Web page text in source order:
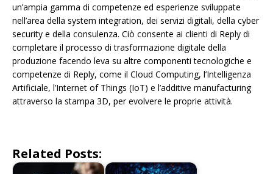
un’ampia gamma di competenze ed esperienze sviluppate
nell’area della system integration, dei servizi digitali, della cyber
security e della consulenza. Ciò consente ai clienti di Reply di
completare il processo di trasformazione digitale della
produzione facendo leva su altre componenti tecnologiche e
competenze di Reply, come il Cloud Computing, l’Intelligenza
Artificiale, l’Internet of Things (IoT) e l’additive manufacturing
attraverso la stampa 3D, per evolvere le proprie attività.
Related Posts: